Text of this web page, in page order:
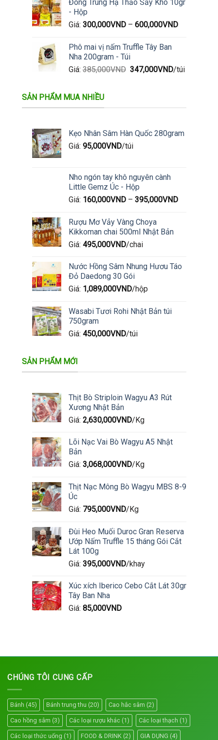
Đông Trùng Hạ Thảo Sấy Khô 10gr
- Hộp
Giá: 300,000VND– 600,000VND
Phô mai vị nấm Truffle Tây Ban
Nha 200gram - Túi
Giá: 385,000VND Giá
347,000VNDGiá
/túi
SẢN PHẨM MUA NHIỀU
Kẹo Nhân Sâm Hàn Quốc 280gram
Giá: 95,000VND/túi
Nho ngón tay khô nguyên cành
Little Gemz Úc - Hộp
Giá: 160,000VND– 395,000VND
Rượu Mơ Vảy Vàng Choya
Kikkoman chai 500ml Nhật Bản
Giá: 495,000VND/chai
Nước Hồng Sâm Nhung Hươu Táo
Đỏ Daedong 30 Gói
Giá: 1,089,000VND/hộp
Wasabi Tươi Rohi Nhật Bản túi
750gram
Giá: 450,000VND/túi
SẢN PHẨM MỚI
Thịt Bò Striploin Wagyu A3 Rút
Xương Nhật Bản
Giá: 2,630,000VND/Kg
Lõi Nạc Vai Bò Wagyu A5 Nhật
Bản
Giá: 3,068,000VND/Kg
Thịt Nạc Mông Bò Wagyu MBS 8-9
Úc
Giá: 795,000VND/Kg
Đùi Heo Muối Duroc Gran Reserva
Ướp Nấm Truffle 15 tháng Gói Cắt
Lát 100g
Giá: 395,000VND/khay
Xúc xích Iberico Cebo Cắt Lát 30gr
Tây Ban Nha
Giá: 85,000VND
CHÚNG TÔI CUNG CẤP
Bánh (45) Bánh trung thu (20) Cao hắc sâm (2)
Cao hồng sâm (3) Các loại rượu khác (1) Các loại thạch (1)
Các loại thức uống (1) FOOD & DRINK (2) GIA DỤNG (4)